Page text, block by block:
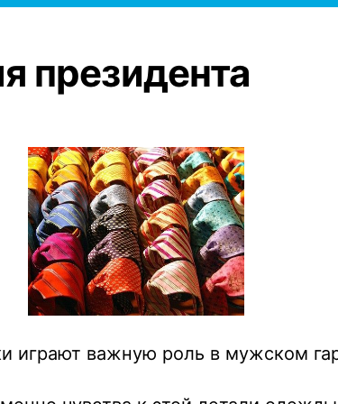
президента
играют важную роль в мужском